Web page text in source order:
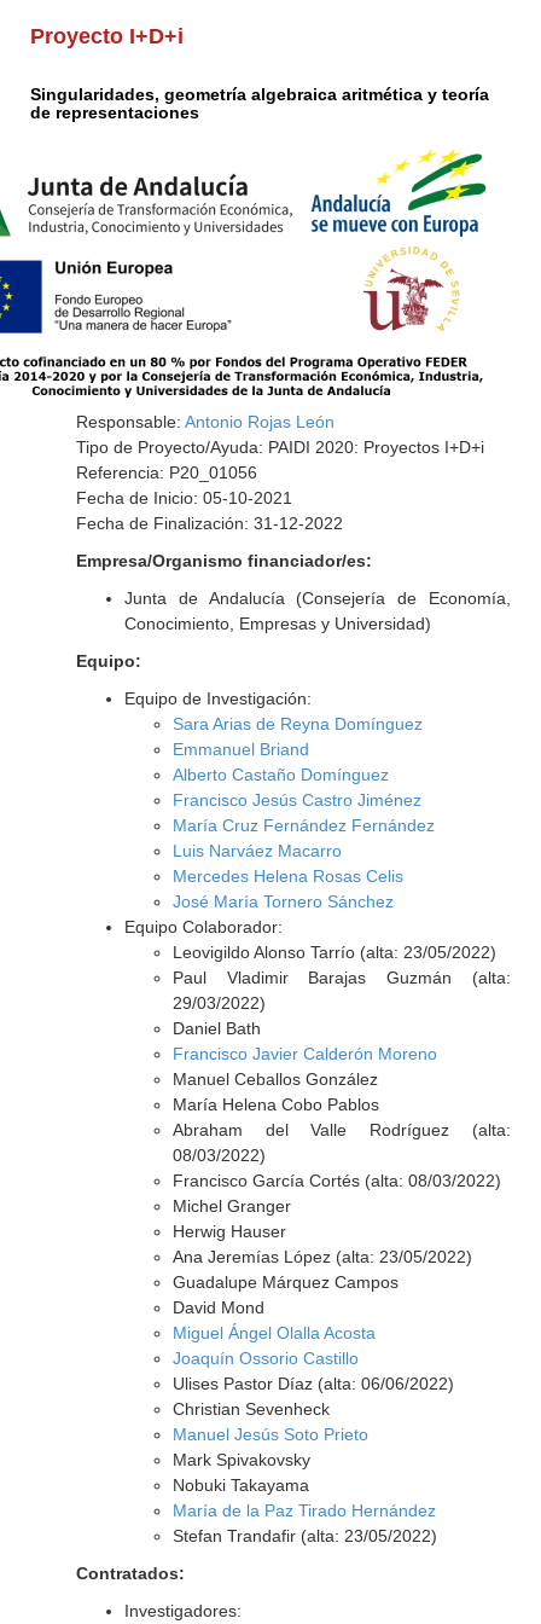
Proyecto I+D+i
Singularidades, geometría algebraica aritmética y teoría
de representaciones
Responsable: Antonio Rojas León
Tipo de Proyecto/Ayuda: PAIDI 2020: Proyectos I+D+i
Referencia: P20_01056
Fecha de Inicio: 05-10-2021
Fecha de Finalización: 31-12-2022
Empresa/Organismo financiador/es:
Junta de Andalucía (Consejería de Economía,
Conocimiento, Empresas y Universidad)
Equipo:
Equipo de Investigación:
Sara Arias de Reyna Domínguez
Emmanuel Briand
Alberto Castaño Domínguez
Francisco Jesús Castro Jiménez
María Cruz Fernández Fernández
Luis Narváez Macarro
Mercedes Helena Rosas Celis
José María Tornero Sánchez
Equipo Colaborador:
Leovigildo Alonso Tarrío (alta: 23/05/2022)
Paul Vladimir Barajas Guzmán (alta:
29/03/2022)
Daniel Bath
Francisco Javier Calderón Moreno
Manuel Ceballos González
María Helena Cobo Pablos
Abraham del Valle Rodríguez (alta:
08/03/2022)
Francisco García Cortés (alta: 08/03/2022)
Michel Granger
Herwig Hauser
Ana Jeremías López (alta: 23/05/2022)
Guadalupe Márquez Campos
David Mond
Miguel Ángel Olalla Acosta
Joaquín Ossorio Castillo
Ulises Pastor Díaz (alta: 06/06/2022)
Christian Sevenheck
Manuel Jesús Soto Prieto
Mark Spivakovsky
Nobuki Takayama
María de la Paz Tirado Hernández
Stefan Trandafir (alta: 23/05/2022)
Contratados:
Investigadores: